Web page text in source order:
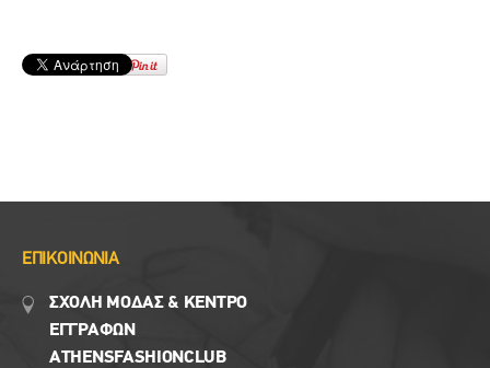
ΕΠΙΚΟΙΝΩΝΙΑ
ΣΧΟΛΗ ΜΟΔΑΣ & ΚΈΝΤΡΟ
ΕΓΓΡΑΦΩΝ
ΑTHENSFASHIONCLUB